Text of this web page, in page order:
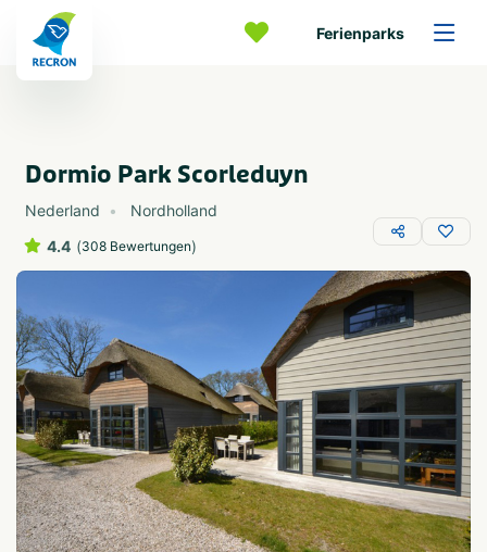
Ferienparks
Dormio Park Scorleduyn
Nederland
Nordholland
4.4 (308 Bewertungen)